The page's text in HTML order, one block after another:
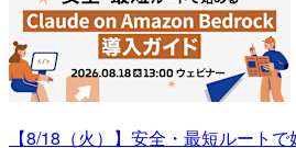
【8/18（火）】安全・最短ルート